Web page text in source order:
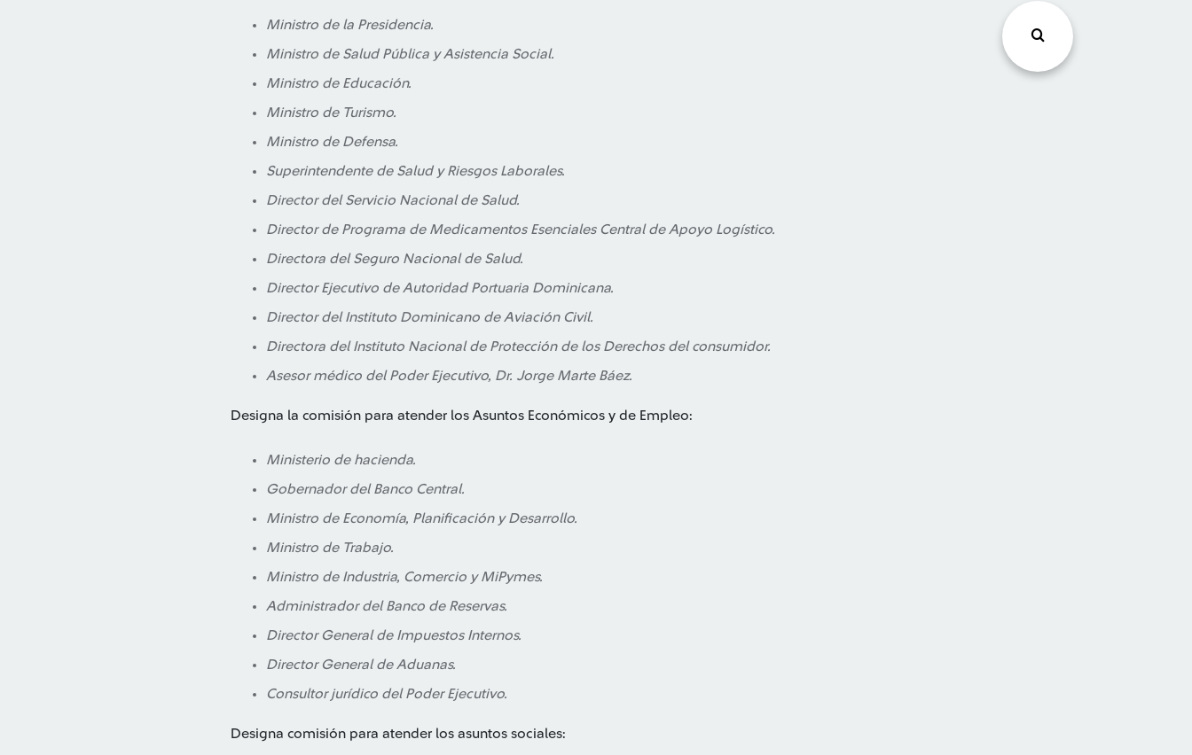
Ministro de la Presidencia.
Ministro de Salud Pública y Asistencia Social.
Ministro de Educación.
Ministro de Turismo.
Ministro de Defensa.
Superintendente de Salud y Riesgos Laborales.
Director del Servicio Nacional de Salud.
Director de Programa de Medicamentos Esenciales Central de Apoyo Logístico.
Directora del Seguro Nacional de Salud.
Director Ejecutivo de Autoridad Portuaria Dominicana.
Director del Instituto Dominicano de Aviación Civil.
Directora del Instituto Nacional de Protección de los Derechos del consumidor.
Asesor médico del Poder Ejecutivo, Dr. Jorge Marte Báez.
Designa la comisión para atender los Asuntos Económicos y de Empleo:
Ministerio de hacienda.
Gobernador del Banco Central.
Ministro de Economía, Planificación y Desarrollo.
Ministro de Trabajo.
Ministro de Industria, Comercio y MiPymes.
Administrador del Banco de Reservas.
Director General de Impuestos Internos.
Director General de Aduanas.
Consultor jurídico del Poder Ejecutivo.
Designa comisión para atender los asuntos sociales: